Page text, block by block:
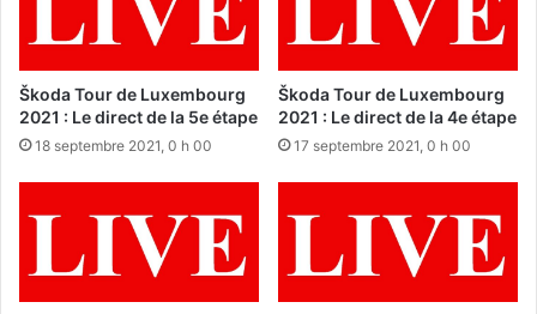
Škoda Tour de Luxembourg
2021 : Le direct de la 5e étape
18 septembre 2021, 0 h 00
Škoda Tour de Luxembourg
2021 : Le direct de la 4e étape
17 septembre 2021, 0 h 00